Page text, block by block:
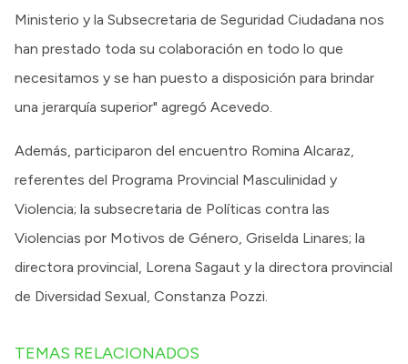
Ministerio y la Subsecretaria de Seguridad Ciudadana nos
han prestado toda su colaboración en todo lo que
necesitamos y se han puesto a disposición para brindar
una jerarquía superior" agregó Acevedo.
Además, participaron del encuentro Romina Alcaraz,
referentes del Programa Provincial Masculinidad y
Violencia; la subsecretaria de Políticas contra las
Violencias por Motivos de Género, Griselda Linares; la
directora provincial, Lorena Sagaut y la directora provincial
de Diversidad Sexual, Constanza Pozzi.
TEMAS RELACIONADOS